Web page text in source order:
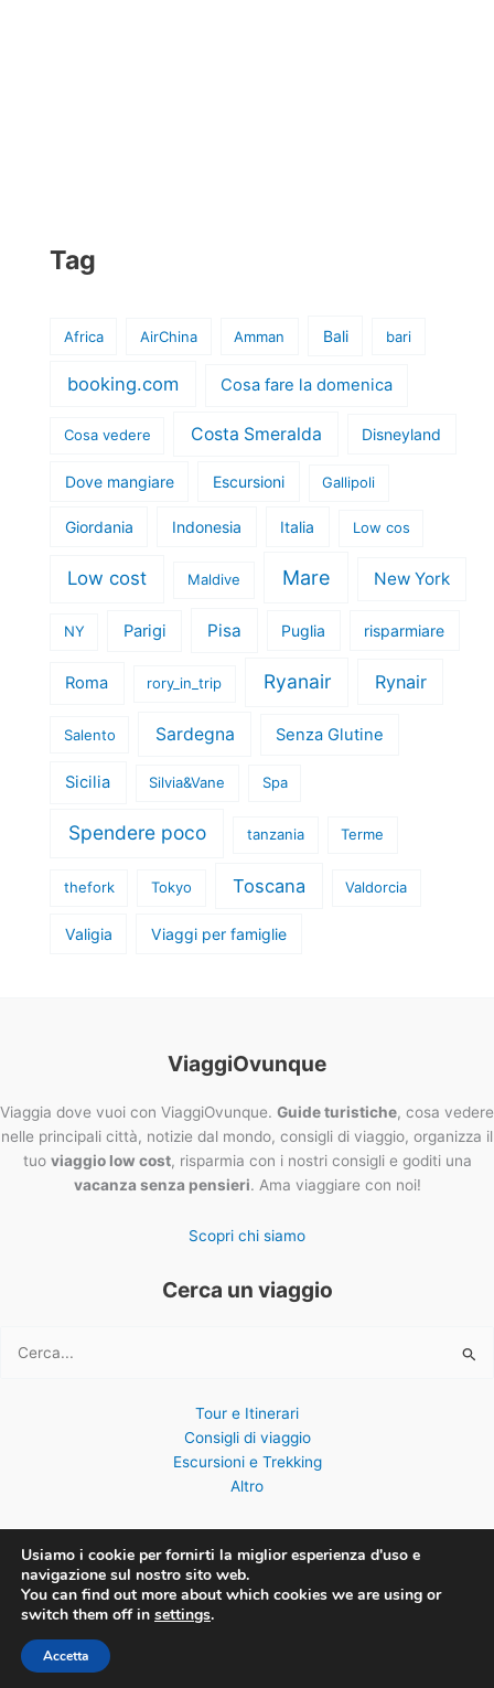
Tag
Africa AirChina Amman Bali bari
booking.com Cosa fare la domenica
Cosa vedere Costa Smeralda Disneyland
Dove mangiare Escursioni Gallipoli
Giordania Indonesia Italia Low cos
Low cost Maldive Mare New York
NY Parigi Pisa Puglia risparmiare
Roma rory_in_trip Ryanair Rynair
Salento Sardegna Senza Glutine
Sicilia Silvia&Vane Spa
Spendere poco tanzania Terme
thefork Tokyo Toscana Valdorcia
Valigia Viaggi per famiglie
ViaggiOvunque
Viaggia dove vuoi con ViaggiOvunque. Guide turistiche, cosa vedere
nelle principali città, notizie dal mondo, consigli di viaggio, organizza il
tuo viaggio low cost, risparmia con i nostri consigli e goditi una
vacanza senza pensieri. Ama viaggiare con noi!
Scopri chi siamo
Cerca un viaggio
Cerca:
Tour e Itinerari
Consigli di viaggio
Escursioni e Trekking
Altro
Copyright © 2026 ViaggiOvunque
Usiamo i cookie per fornirti la miglior esperienza d'uso e
navigazione sul nostro sito web.
You can find out more about which cookies we are using or
switch them off in settings.
Accetta